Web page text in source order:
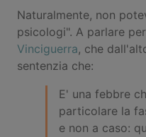
Naturalmente, non
psicologi". A parlare
Vinciguerra, che
sentenzia che:
E' una febbre
particolare la
e non a caso: